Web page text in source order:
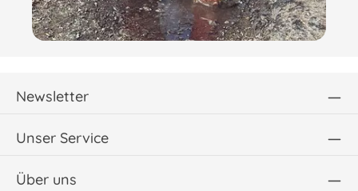
Newsletter
Unser Service
Über uns